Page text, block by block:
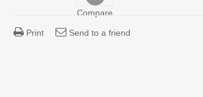
Compare
Print Send to a friend